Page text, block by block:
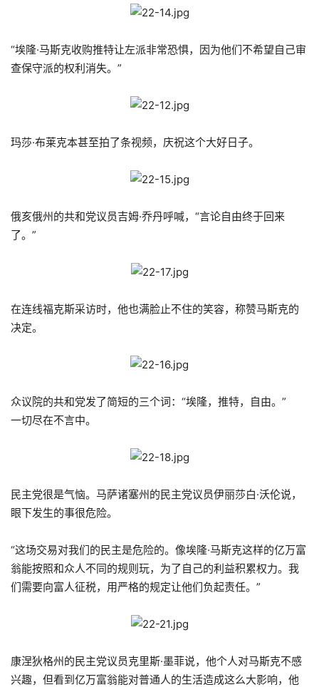
“埃隆·马斯克收购推特让左派非常恐惧，因为他们不希望自己审
查保守派的权利消失。”
玛莎·布莱克本甚至拍了条视频，庆祝这个大好日子。
俄亥俄州的共和党议员吉姆·乔丹呼喊，“言论自由终于回来
了。”
在连线福克斯采访时，他也满脸止不住的笑容，称赞马斯克的
决定。
众议院的共和党发了简短的三个词：“埃隆，推特，自由。”
一切尽在不言中。
民主党很是气恼。马萨诸塞州的民主党议员伊丽莎白·沃伦说，
眼下发生的事很危险。
“这场交易对我们的民主是危险的。像埃隆·马斯克这样的亿万富
翁能按照和众人不同的规则玩，为了自己的利益积累权力。我
们需要向富人征税，用严格的规定让他们负起责任。”
康涅狄格州的民主党议员克里斯·墨菲说，他个人对马斯克不感
兴趣，但看到亿万富翁能对普通人的生活造成这么大影响，他